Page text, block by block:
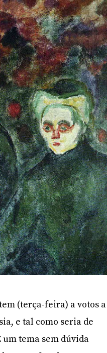
(terça-feira) a votos a
e tal como seria de
tema sem dúvida